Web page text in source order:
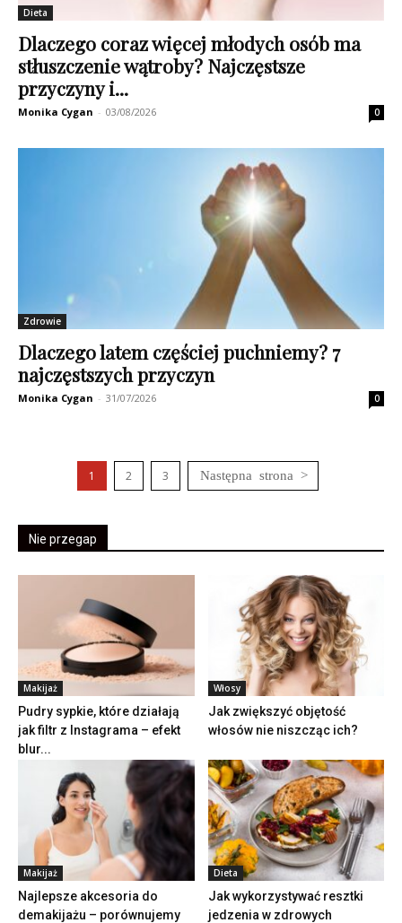
Dieta
Dlaczego coraz więcej młodych osób ma
stłuszczenie wątroby? Najczęstsze
przyczyny i...
Monika Cygan - 03/08/2026 0
Zdrowie
Dlaczego latem częściej puchniemy? 7
najczęstszych przyczyn
Monika Cygan - 31/07/2026 0
1 2 3
Nie przegap
Makijaż
Pudry sypkie, które działają
jak filtr z Instagrama – efekt
blur...
Włosy
Jak zwiększyć objętość
włosów nie niszcząc ich?
Makijaż
Najlepsze akcesoria do
demakijażu – porównujemy
Dieta
Jak wykorzystywać resztki
jedzenia w zdrowych